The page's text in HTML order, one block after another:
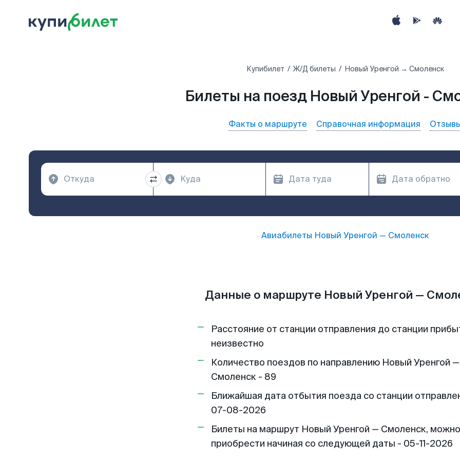
Купибилет Ж/Д билеты Новый Уренгой → Смоленск
Билеты на поезд Новый Уренгой -
Факты о маршруте Справочная информация
Авиабилеты Новый Уренгой — Смоленск
Данные о маршруте Новый Уренгой —
Расстояние от станции отправления до станции
неизвестно
Количество поездов по направлению Новый Уренгой —
Смоленск - 89
Ближайшая дата отбытия поезда со станции
07-08-2026
Билеты на маршрут Новый Уренгой — Смоленск, можно
приобрести начиная со следующей даты - 05-11-2026